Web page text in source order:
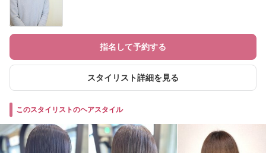
指名して予約する
スタイリスト詳細を見る
このスタイリストのヘアスタイル